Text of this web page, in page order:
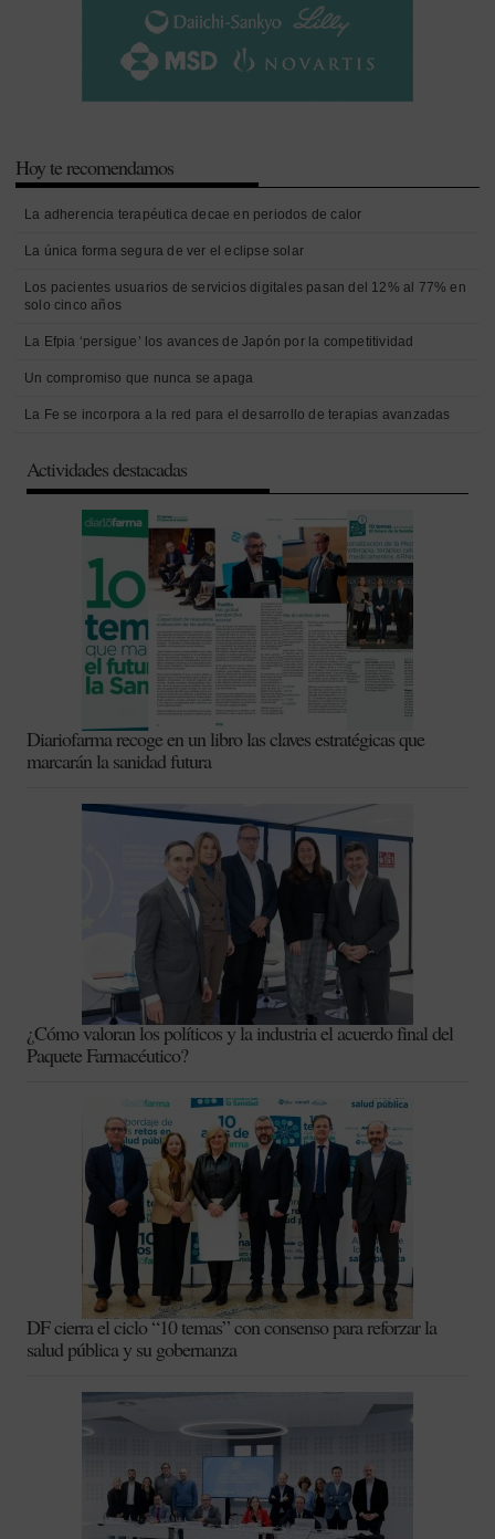
Hoy te recomendamos
La adherencia terapéutica decae en periodos de calor
La única forma segura de ver el eclipse solar
Los pacientes usuarios de servicios digitales pasan del 12% al 77% en
solo cinco años
La Efpia ‘persigue’ los avances de Japón por la competitividad
Un compromiso que nunca se apaga
La Fe se incorpora a la red para el desarrollo de terapias avanzadas
Actividades destacadas
Diariofarma recoge en un libro las claves estratégicas que
marcarán la sanidad futura
¿Cómo valoran los políticos y la industria el acuerdo final del
Paquete Farmacéutico?
DF cierra el ciclo “10 temas” con consenso para reforzar la
salud pública y su gobernanza